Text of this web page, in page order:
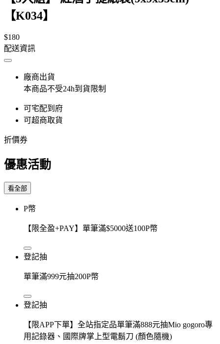
【K034】
$180
配送資訊
廠商出貨
本商品不受24h到貨限制
可宅配到府
可超商取貨
折價券
優惠活動
看全部
P幣
【限全盈+PAY】單筆滿$5000送100P幣
登記抽
單筆滿999元抽200P幣
登記抽
【限APP下單】全站指定品單筆滿888元抽Mio gogoro專
用記錄器、國際牌掌上型電鬍刀 (顏色隨機)